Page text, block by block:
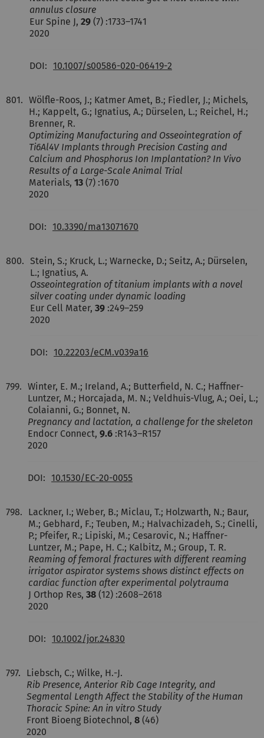
annulus closure
Eur Spine J, 29 (7) :1733–1741
2020
DOI: 10.1007/s00586-020-06419-2
801. Wölfle-Roos, J.; Katmer Amet, B.; Fiedler, J.; Michels,
H.; Kappelt, G.; Ignatius, A.; Dürselen, L.; Reichel, H.;
Brenner, R.
Optimizing Manufacturing and Osseointegration of
Ti6Al4V Implants through Precision Casting and
Calcium and Phosphorus Ion Implantation? In Vivo
Results of a Large-Scale Animal Trial
Materials, 13 (7) :1670
2020
DOI: 10.3390/ma13071670
800. Stein, S.; Kruck, L.; Warnecke, D.; Seitz, A.; Dürselen,
L.; Ignatius, A.
Osseointegration of titanium implants with a novel
silver coating under dynamic loading
Eur Cell Mater, 39 :249–259
2020
DOI: 10.22203/eCM.v039a16
799. Winter, E. M.; Ireland, A.; Butterfield, N. C.; Haffner-
Luntzer, M.; Horcajada, M. N.; Veldhuis-Vlug, A.; Oei, L.;
Colaianni, G.; Bonnet, N.
Pregnancy and lactation, a challenge for the skeleton
Endocr Connect, 9.6 :R143–R157
2020
DOI: 10.1530/EC-20-0055
798.
Lackner, I.; Weber, B.; Miclau, T.; Holzwarth, N.; Baur,
M.; Gebhard, F.; Teuben, M.; Halvachizadeh, S.; Cinelli,
P.; Pfeifer, R.; Lipiski, M.; Cesarovic, N.; Haffner-
Luntzer, M.; Pape, H. C.; Kalbitz, M.; Group, T. R.
Reaming of femoral fractures with different reaming
irrigator aspirator systems shows distinct effects on
cardiac function after experimental polytrauma
J Orthop Res, 38 (12) :2608–2618
2020
DOI: 10.1002/jor.24830
797.
Liebsch, C.; Wilke, H.-J.
Rib Presence, Anterior Rib Cage Integrity, and
Segmental Length Affect the Stability of the Human
Thoracic Spine: An in vitro Study
Front Bioeng Biotechnol, 8 (46)
2020